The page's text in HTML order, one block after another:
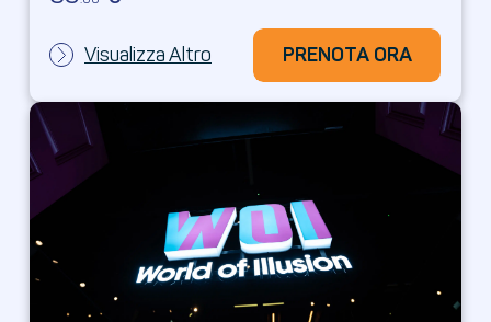
Visualizza Altro PRENOTA ORA
PRENOTA ORA